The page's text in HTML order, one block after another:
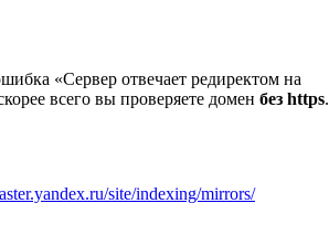
«Сервер отвечает редиректом на
всего вы проверяете домен без https.
site/indexing/mirrors/